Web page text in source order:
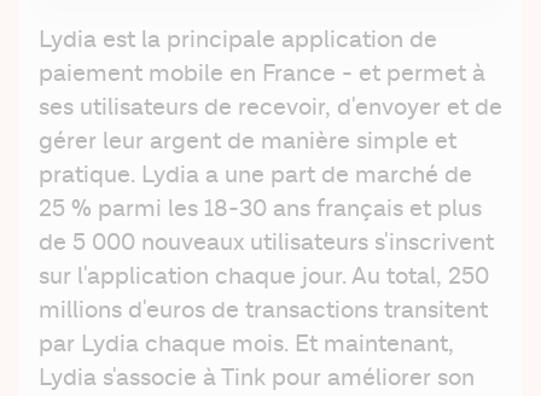
Lydia est la principale application de
paiement mobile en France - et permet à
ses utilisateurs de recevoir, d'envoyer et de
gérer leur argent de manière simple et
pratique. Lydia a une part de marché de
25 % parmi les 18-30 ans français et plus
de 5 000 nouveaux utilisateurs s'inscrivent
sur l'application chaque jour. Au total, 250
millions d'euros de transactions transitent
par Lydia chaque mois. Et maintenant,
Lydia s'associe à Tink pour améliorer son